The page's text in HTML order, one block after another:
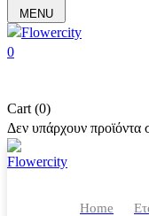
MENU
0
Cart (0)
Δεν υπάρχουν προϊόντα
Home